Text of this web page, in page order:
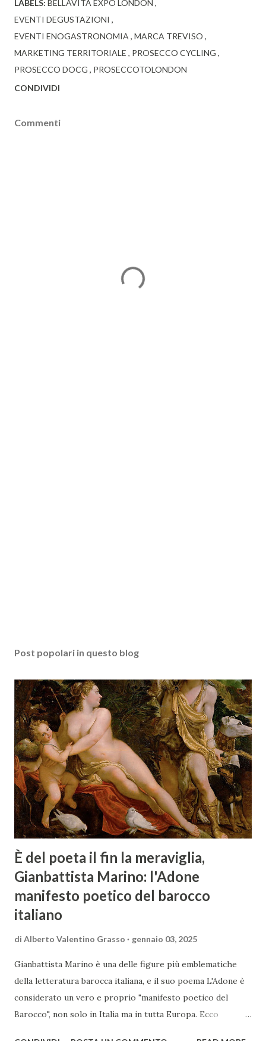
LABELS: BELLAVITA EXPO LONDON
EVENTI DEGUSTAZIONI
EVENTI ENOGASTRONOMIA MARCA TREVISO
MARKETING TERRITORIALE
PROSECCO CYCLING
PROSECCO DOCG
PROSECCOTOLONDON
CONDIVIDI
Commenti
Post popolari in questo blog
È del poeta il fin la meraviglia,
Gianbattista Marino: l'Adone
manifesto poetico del barocco
italiano
di Alberto Valentino Grasso gennaio 03, 2025
Gianbattista Marino è una delle figure più emblematiche
della letteratura barocca italiana, e il suo poema L'Adone è
considerato un vero e proprio "manifesto poetico del
Barocco", non solo in Italia ma in tutta Europa. Ecco